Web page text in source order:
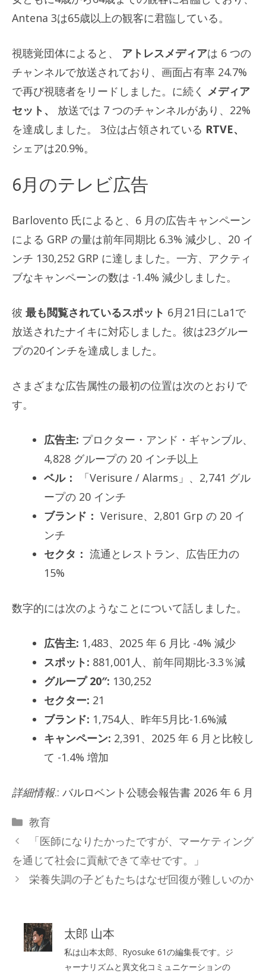
Antena 3は65歳以上の観客に君臨している。
視聴覚団体によると、 アトレスメディアは 6 つの
チャンネルで放送されており、画面占有率 24.7%
で再び視聴者をリードしました。に続く メディア
セット、 放送では 7 つのチャンネルがあり、22%
を達成しました。 3位は占領されている RTVE、
シェアは20.9%。
6月のテレビ広告
Barlovento 氏によると、6 月の広告キャンペーン
による GRP の量は前年同期比 6.3% 減少し、20 イ
ンチ 130,252 GRP に達しました。一方、アクティ
ブなキャンペーンの数は -1.4% 減少しました。
彼 最も閲覧されているスポット 6月21日にLa1で
放送されたナイキに対応しました。彼は23グルー
プの20インチを達成しました。
さまざまな広告属性の最初の位置は次のとおりで
す。
広告主: プロクター・アンド・ギャンブル、
4,828 グループの 20 インチ以上
ベル：
「Verisure / Alarms」、2,741 グル
ープの 20 インチ
ブランド： Verisure、2,801 Grp の 20 イ
ンチ
セクタ： 流通とレストラン、広告圧力の
15%
数字的には次のようなことについて話しました。
広告主: 1,483、2025 年 6 月比 -4% 減少
スポット: 881,001人、前年同期比-3.3％減
グループ 20″: 130,252
セクター: 21
ブランド: 1,754人、昨年5月比-1.6%減
キャンペーン: 2,391、2025 年 6 月と比較し
て -1.4% 増加
詳細情報.: バルロベント公聴会報告書 2026 年 6 月
カ
テ
リ
ー
教育
「医師になりたかったですが、マーケティング
を通じて社会に貢献できて幸せです。」
栄養失調の子どもたちはなぜ回復が難しいのか
太郎 山本
私は山本太郎、Ryosuke 61の編集長です。ジ
ャーナリズムと異文化コミュニケーションの